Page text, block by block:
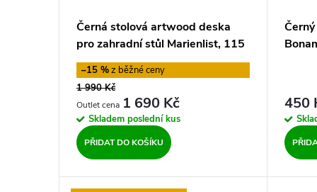
Černá stolová artwood deska
pro zahradní stůl Marienlist, 115
x 190 cm Bonami Selection
–15 %
1 990 Kč
1 690 Kč
Skladem poslední kus
PŘIDAT DO KOŠÍKU
450